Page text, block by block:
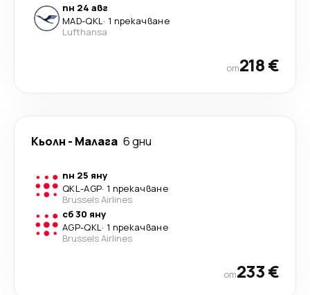
пн 24 авг
MAD-QKL· 1 прекачване
Lufthansa
от218 €
Кьолн - Малага 6 дни
пн 25 яну
QKL-AGP· 1 прекачване
Brussels Airlines
сб 30 яну
AGP-QKL· 1 прекачване
Brussels Airlines
от233 €